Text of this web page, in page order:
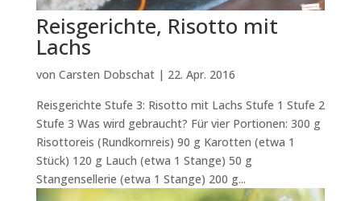
Reisgerichte, Risotto mit
Lachs
von Carsten Dobschat| 22. Apr. 2016
Reisgerichte Stufe 3: Risotto mit Lachs Stufe 1 Stufe 2
Stufe 3 Was wird gebraucht? Für vier Portionen: 300 g
Risottoreis (Rundkornreis) 90 g Karotten (etwa 1
Stück) 120 g Lauch (etwa 1 Stange) 50 g
Stangensellerie (etwa 1 Stange) 200 g...